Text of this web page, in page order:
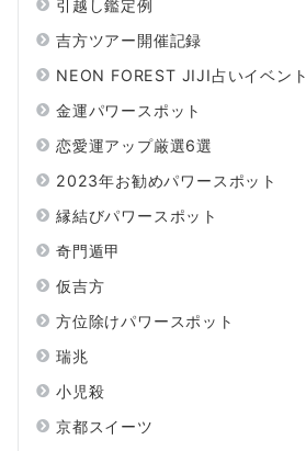
引越し鑑定例
吉方ツアー開催記録
NEON FOREST JIJI占いイベント
金運パワースポット
恋愛運アップ厳選6選
2023年お勧めパワースポット
縁結びパワースポット
奇門遁甲
仮吉方
方位除けパワースポット
瑞兆
小児殺
京都スイーツ